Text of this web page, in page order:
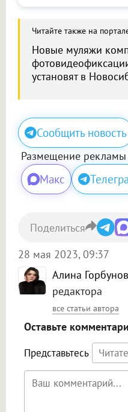
Читайте также на
Новые муляжи
установят в
Сообщить новость
Размещение рекламы
Макс
Алина
редактора
все статьи автора
28 мая 2023, 09:37
Поделиться
Оставьте
Представьтесь